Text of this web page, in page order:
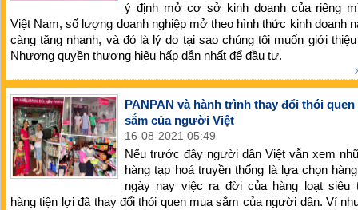
ý định mở cơ sở kinh doanh của riêng
Việt Nam, số lượng doanh nghiệp mở theo hình thức kinh doanh
càng tăng nhanh, và đó là lý do tại sao chúng tôi muốn giới
Nhượng quyền thương hiệu hấp dẫn nhất để đầu tư.
PANPAN và hành trình thay đổi thói quen
sắm của người Việt
16-08-2021 05:49
Nếu trước đây người dân Việt vẫn xem
hàng tạp hoá truyền thống là lựa chọn
ngày nay việc ra đời của hàng loạt siêu
hàng tiện lợi đã thay đổi thói quen mua sắm của người dân. Ví